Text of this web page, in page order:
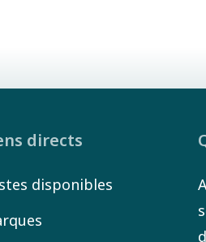
directs
disponibles